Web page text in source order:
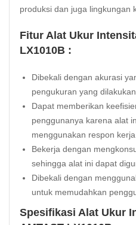
produksi dan juga lingkungan
Fitur Alat Ukur
LX1010B :
Dibekali dengan akurasi
pengukuran yang
Dapat memberikan
penggunanya karena alat
menggunakan respon
Bekerja dengan
sehingga alat ini dapat
Dibekali dengan
untuk memudahkan
Spesifikasi Alat Ukur